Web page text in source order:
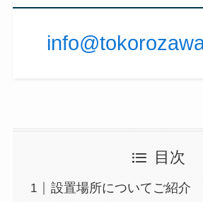
目次
設置場所についてご紹介